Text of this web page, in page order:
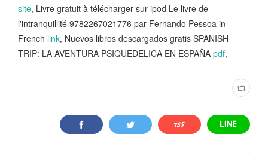
site, Livre gratuit à télécharger sur ipod Le livre de
l'intranquillité 9782267021776 par Fernando Pessoa in
French link, Nuevos libros descargados gratis SPANISH
TRIP: LA AVENTURA PSIQUEDELICA EN ESPAÑA pdf,